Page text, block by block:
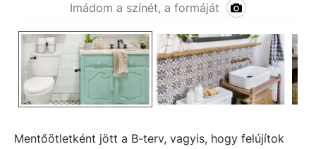
Imádom a színét, a formáját
Mentőötletként jött a B-terv, vagyis, hogy felújítok